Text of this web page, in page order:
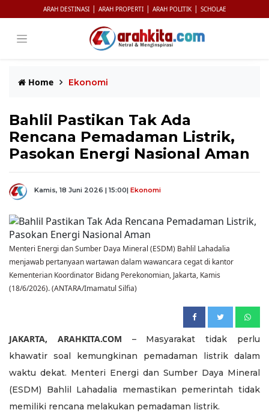
ARAH DESTINASI | ARAH PROPERTI | ARAH POLITIK | SCHOLAE
Home Ekonomi
Bahlil Pastikan Tak Ada
Rencana Pemadaman Listrik,
Pasokan Energi Nasional Aman
Kamis, 18 Juni 2026 | 15:00| Ekonomi
Menteri Energi dan Sumber Daya Mineral (ESDM) Bahlil Lahadalia
menjawab pertanyaan wartawan dalam wawancara cegat di kantor
Kementerian Koordinator Bidang Perekonomian, Jakarta, Kamis
(18/6/2026). (ANTARA/Imamatul Silfia)
JAKARTA, ARAHKITA.COM – Masyarakat tidak perlu
khawatir soal kemungkinan pemadaman listrik dalam
waktu dekat. Menteri Energi dan Sumber Daya Mineral
(ESDM) Bahlil Lahadalia memastikan pemerintah tidak
memiliki rencana melakukan pemadaman listrik.